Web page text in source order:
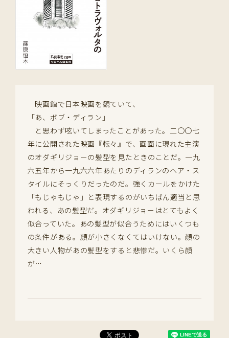
映画館で日本映画を観ていて、
「あ、ボブ・ディラン」
と思わず呟いてしまったことがあった。二〇〇七
年に公開された映画『転々』で、画面に現れた主演
のオダギリジョーの髪型を見たときのことだ。一九
六五年から一九六六年あたりのディランのヘア・ス
タイルにそっくりだったのだ。強くカールをかけた
「もじゃもじゃ」と表現するのがいちばん適当と思
われる、あの髪型だ。オダギリジョーはとてもよく
似合っていた。あの髪型が似合うためにはいくつも
の条件がある。顔が小さくなくてはいけない。顔の
大きい人物があの髪型をすると悲惨だ。いくら顔
が…